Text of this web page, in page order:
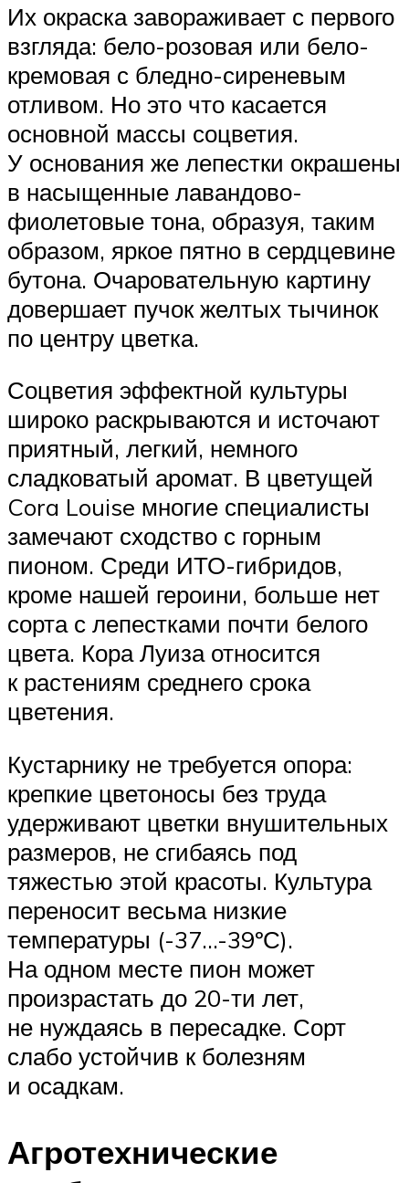
Их окраска завораживает с первого
взгляда: бело-розовая или бело-
кремовая с бледно-сиреневым
отливом. Но это что касается
основной массы соцветия.
У основания же лепестки окрашены
в насыщенные лавандово-
фиолетовые тона, образуя, таким
образом, яркое пятно в сердцевине
бутона. Очаровательную картину
довершает пучок желтых тычинок
по центру цветка.
Соцветия эффектной культуры
широко раскрываются и источают
приятный, легкий, немного
сладковатый аромат. В цветущей
Cora Louise многие специалисты
замечают сходство с горным
пионом. Среди ИТО-гибридов,
кроме нашей героини, больше нет
сорта с лепестками почти белого
цвета. Кора Луиза относится
к растениям среднего срока
цветения.
Кустарнику не требуется опора:
крепкие цветоносы без труда
удерживают цветки внушительных
размеров, не сгибаясь под
тяжестью этой красоты. Культура
переносит весьма низкие
температуры (-37…-39ºС).
На одном месте пион может
произрастать до 20-ти лет,
не нуждаясь в пересадке. Сорт
слабо устойчив к болезням
и осадкам.
Агротехнические